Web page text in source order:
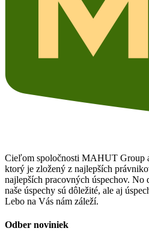
Cieľom spoločnosti MAHUT Group
ktorý je zložený z najlepších
najlepších pracovných úspechov. No
naše úspechy sú dôležité, ale aj
Lebo na Vás nám záleží.
Odber noviniek